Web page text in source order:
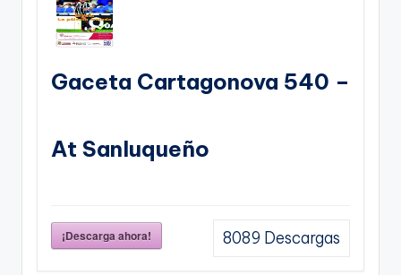
Gaceta Cartagonova 540 –
At Sanluqueño
¡Descarga ahora! 8089 Descargas